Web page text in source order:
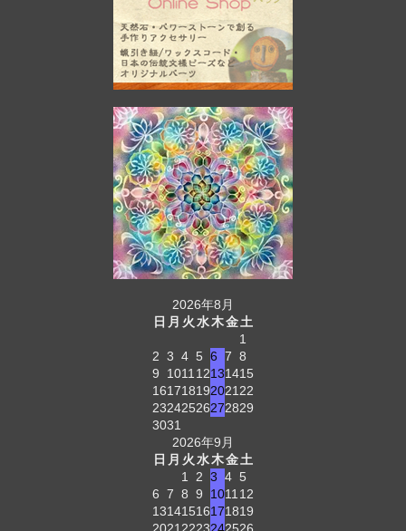
2026年8月
日 月 火水木金土
1
2 3 4 5 6 7 8
9
1011 12131415
161718192021 22
23242526272829
3031
2026年9月
日 月 火水木金土
1
2 3 4 5
6 7 8 9 1011 12
13141516171819